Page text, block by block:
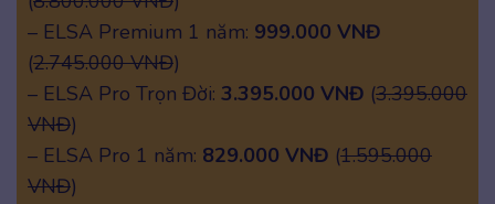
– ELSA Premium 1 năm: 999.000 VNĐ
(2.745.000 VNĐ)
– ELSA Pro Trọn Đời: 3.395.000 VNĐ (3.395.000
VNĐ)
– ELSA Pro 1 năm: 829.000 VNĐ (1.595.000
VNĐ)